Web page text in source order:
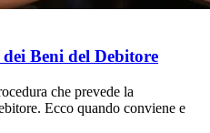
Beni del Debitore
che prevede la
Ecco quando conviene e